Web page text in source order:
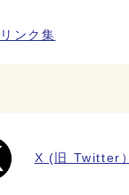
リンク集
X (旧 Twitter）